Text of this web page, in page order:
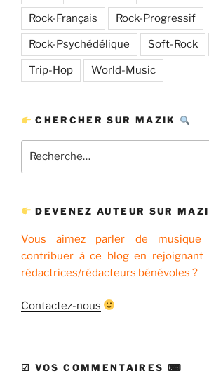
Rock-Français Rock-Progressif
Rock-Psychédélique Soft-Rock
Trip-Hop World-Music
CHERCHER SUR MAZIK
pour
DEVENEZ AUTEUR SUR
Vous aimez parler de musique
contribuer à ce blog en rejoignant
rédactrices/rédacteurs bénévoles ?
Contactez-nous
☑ VOS COMMENTAIRES ⌨